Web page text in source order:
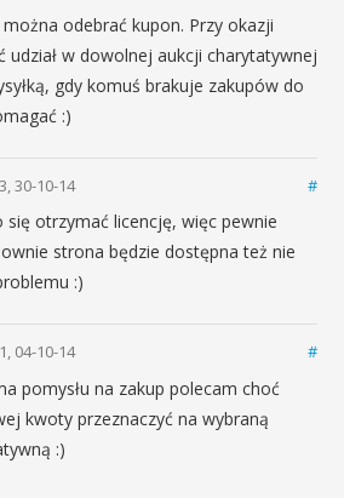
odebrać kupon. Przy okazji
udział w dowolnej aukcji charytatywnej
gdy komuś brakuje zakupów do
:)
30-10-14 #
się otrzymać licencję, więc pewnie
strona będzie dostępna też nie
:)
04-10-14 #
pomysłu na zakup polecam choć
kwoty przeznaczyć na wybraną
:)